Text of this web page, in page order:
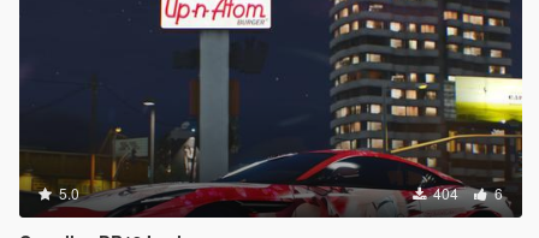
5.0 404 6